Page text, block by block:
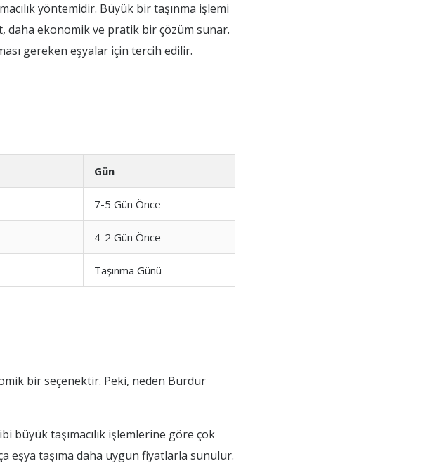
yöntemidir. Büyük bir taşınma işlemi
daha ekonomik ve pratik bir çözüm sunar.
gereken eşyalar için tercih edilir.
Gün
7-5 Gün Önce
4-2 Gün Önce
Taşınma Günü
bir seçenektir. Peki, neden Burdur
büyük taşımacılık işlemlerine göre çok
eşya taşıma daha uygun fiyatlarla sunulur.